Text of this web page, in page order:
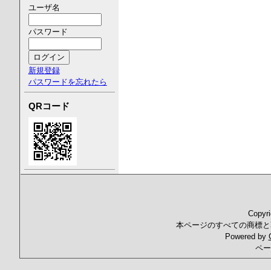
ユーザ名
パスワード
新規登録
パスワードを忘れたら
QRコード
本ページのすべての商標
Powered by
ペ